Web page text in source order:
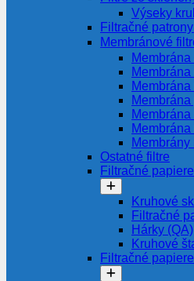
Výseky
Filtračné
Membránové
Ostatné filtre
Filtračné
Kruhové
Filtračné
Hárky (QA)
Kruhové
Filtračné